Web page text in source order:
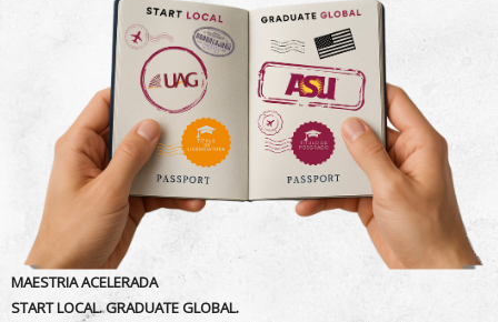
MAESTRIA ACELERADA
START LOCAL. GRADUATE GLOBAL.